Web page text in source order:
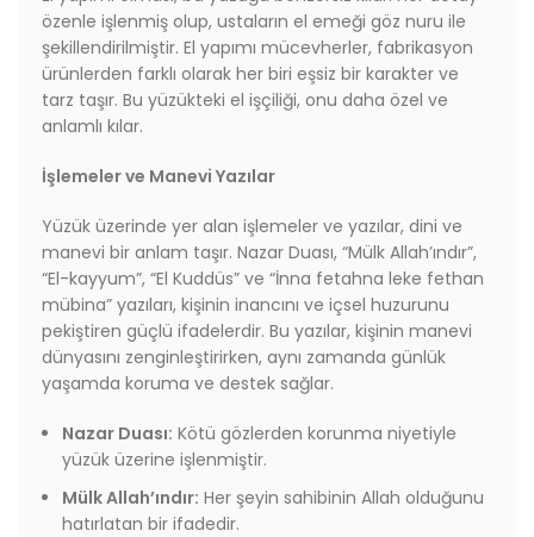
özenle işlenmiş olup, ustaların el emeği göz nuru ile
şekillendirilmiştir. El yapımı mücevherler, fabrikasyon
ürünlerden farklı olarak her biri eşsiz bir karakter ve
tarz taşır. Bu yüzükteki el işçiliği, onu daha özel ve
anlamlı kılar.
İşlemeler ve Manevi Yazılar
Yüzük üzerinde yer alan işlemeler ve yazılar, dini ve
manevi bir anlam taşır. Nazar Duası, “Mülk Allah’ındır”,
“El-kayyum”, “El Kuddüs” ve “İnna fetahna leke fethan
mübina” yazıları, kişinin inancını ve içsel huzurunu
pekiştiren güçlü ifadelerdir. Bu yazılar, kişinin manevi
dünyasını zenginleştirirken, aynı zamanda günlük
yaşamda koruma ve destek sağlar.
Nazar Duası: Kötü gözlerden korunma niyetiyle
yüzük üzerine işlenmiştir.
Mülk Allah’ındır: Her şeyin sahibinin Allah olduğunu
hatırlatan bir ifadedir.